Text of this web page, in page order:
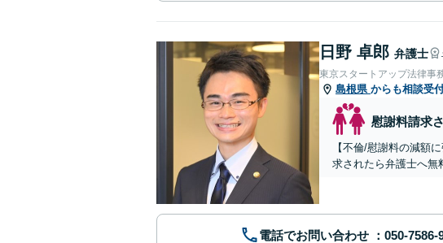
日野 卓郎 弁護士
東京スタートアップ法律事
島根県 からも相談受
慰謝料請求
【不倫/慰謝料の減額
求されたら弁護士へ無
電話でお問い合わせ